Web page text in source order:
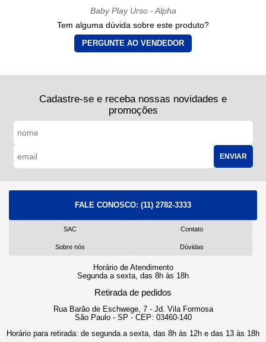
Baby Play Urso - Alpha
Tem alguma dúvida sobre este produto?
PERGUNTE AO VENDEDOR
Cadastre-se e receba nossas novidades e
promoções
ENVIAR
FALE CONOSCO: (11) 2782-3333
SAC Contato
Sobre nós Dúvidas
Horário de Atendimento
Segunda a sexta, das 8h às 18h
Retirada de pedidos
Rua Barão de Eschwege, 7 - Jd. Vila Formosa
São Paulo - SP - CEP: 03460-140
Horário para retirada: de segunda a sexta, das 8h às 12h e das 13 às 18h